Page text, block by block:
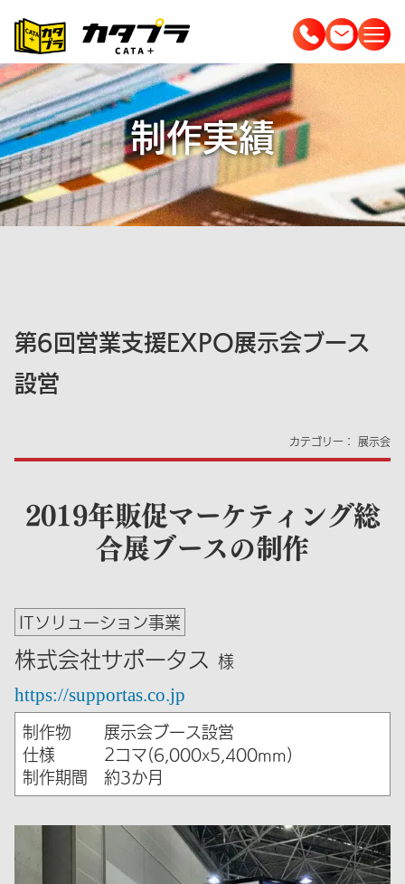
テ
ン
ツ
へ
ス
キ
ッ
制作実績
第6回営業支援EXPO展示会ブース
設営
カテゴリー： 展示会
2019年販促マーケティング総
合展ブースの制作
ITソリューション事業
株式会社サポータス 様
https://supportas.co.jp
制作物
展示会ブース設営
仕様
2コマ(6,000x5,400mm)
制作期間
約3か月